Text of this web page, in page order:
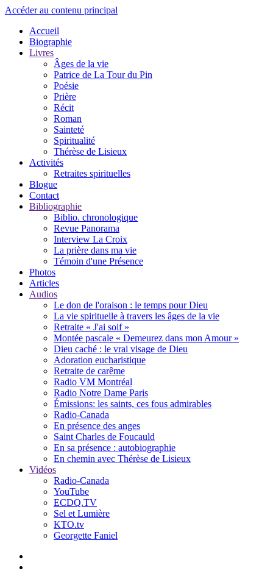
Accéder au contenu principal
Accueil
Biographie
Livres
Âges de la vie
Patrice de La Tour du Pin
Poésie
Prière
Récit
Roman
Sainteté
Spiritualité
Thérèse de Lisieux
Activités
Retraites spirituelles
Blogue
Contact
Bibliographie
Biblio. chronologique
Revue Panorama
Interview La Croix
La prière dans ma vie
Témoin d'une Présence
Photos
Articles
Audios
Le don de l'oraison : le temps pour Dieu
La vie spirituelle à travers les âges de la vie
Retraite « J'ai soif »
Montée pascale « Demeurez dans mon Amour »
Dieu caché : le vrai visage de Dieu
Adoration eucharistique
Retraite de carême
Radio VM Montréal
Radio Notre Dame Paris
Émissions: les saints, ces fous admirables
Radio-Canada
En présence des anges
Saint Charles de Foucauld
En sa présence : autobiographie
En chemin avec Thérèse de Lisieux
Vidéos
Radio-Canada
YouTube
ECDQ.TV
Sel et Lumière
KTO.tv
Georgette Faniel